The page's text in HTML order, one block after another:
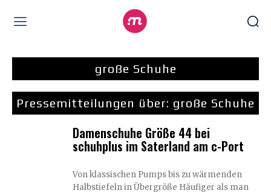
große Schuhe
Pressemitteilungen über: große Schuhe
Damenschuhe Größe 44 bei
schuhplus im Saterland am c-Port
Von klassischen Pumps bis zu wärmenden
Halbstiefeln in Übergröße Häufiger als man